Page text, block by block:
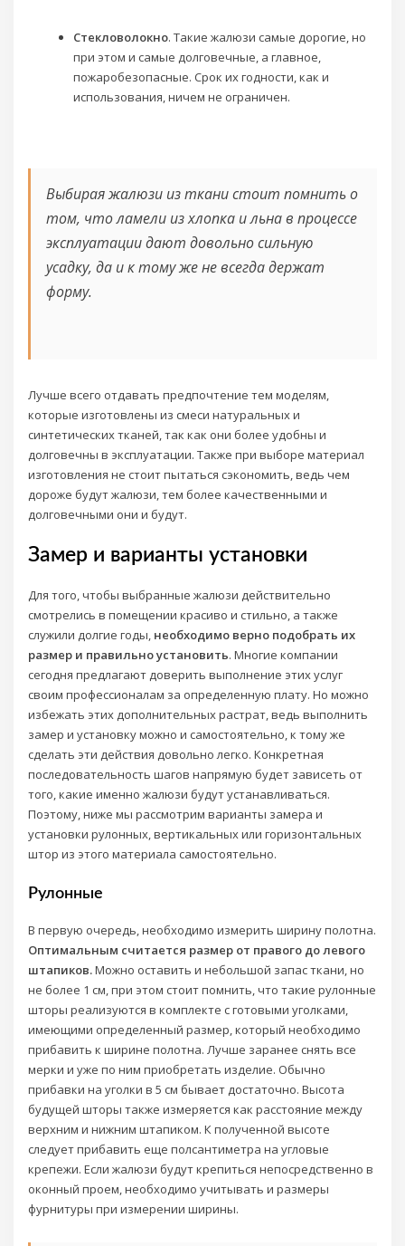
Стекловолокно. Такие жалюзи самые дорогие, но
при этом и самые долговечные, а главное,
пожаробезопасные. Срок их годности, как и
использования, ничем не ограничен.
Выбирая жалюзи из ткани стоит помнить о
том, что ламели из хлопка и льна в процессе
эксплуатации дают довольно сильную
усадку, да и к тому же не всегда держат
форму.
Лучше всего отдавать предпочтение тем моделям,
которые изготовлены из смеси натуральных и
синтетических тканей, так как они более удобны и
долговечны в эксплуатации. Также при выборе материал
изготовления не стоит пытаться сэкономить, ведь чем
дороже будут жалюзи, тем более качественными и
долговечными они и будут.
Замер и варианты установки
Для того, чтобы выбранные жалюзи действительно
смотрелись в помещении красиво и стильно, а также
служили долгие годы, необходимо верно подобрать их
размер и правильно установить. Многие компании
сегодня предлагают доверить выполнение этих услуг
своим профессионалам за определенную плату. Но можно
избежать этих дополнительных растрат, ведь выполнить
замер и установку можно и самостоятельно, к тому же
сделать эти действия довольно легко. Конкретная
последовательность шагов напрямую будет зависеть от
того, какие именно жалюзи будут устанавливаться.
Поэтому, ниже мы рассмотрим варианты замера и
установки рулонных, вертикальных или горизонтальных
штор из этого материала самостоятельно.
Рулонные
В первую очередь, необходимо измерить ширину полотна.
Оптимальным считается размер от правого до левого
штапиков.Можно оставить и небольшой запас ткани, но
не более 1 см, при этом стоит помнить, что такие рулонные
шторы реализуются в комплекте с готовыми уголками,
имеющими определенный размер, который необходимо
прибавить к ширине полотна. Лучше заранее снять все
мерки и уже по ним приобретать изделие. Обычно
прибавки на уголки в 5 см бывает достаточно. Высота
будущей шторы также измеряется как расстояние между
верхним и нижним штапиком. К полученной высоте
следует прибавить еще полсантиметра на угловые
крепежи. Если жалюзи будут крепиться непосредственно в
оконный проем, необходимо учитывать и размеры
фурнитуры при измерении ширины.